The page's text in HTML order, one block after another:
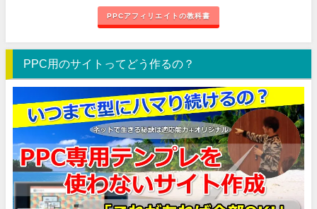
PPCアフィリエイトの教科書
PPC用のサイトってどう作るの？